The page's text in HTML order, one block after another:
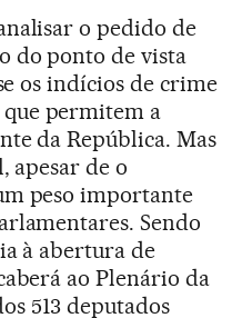
o pedido de
do ponto de vista
os indícios de crime
que permitem a
da República. Mas
apesar de o
peso importante
Sendo
à abertura de
ao Plenário da
513 deputados